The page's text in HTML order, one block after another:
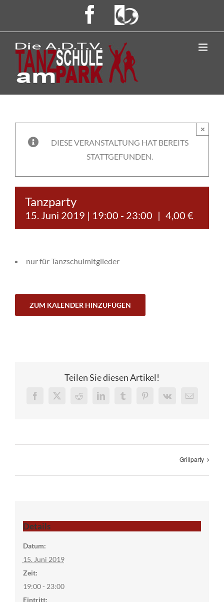
content
Facebook
ADTV
DIESE VERANSTALTUNG HAT BEREITS
STATTGEFUNDEN.
×
Tanzparty
15. Juni 2019 | 19:00 - 23:00 | 4,00 €
nur für Tanzschulmitglieder
ZUM KALENDER HINZUFÜGEN
Teilen Sie diesen Artikel!
Facebook
X RedditLinkedInTumblrPinterest
Vk Email
Grillparty
Details
Datum:
15. Juni 2019
Zeit:
19:00 - 23:00
Eintritt: